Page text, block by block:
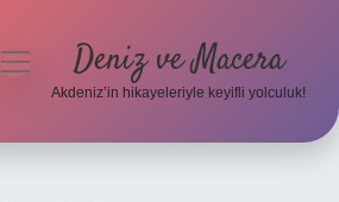
menüyü Deniz ve Macera
Akdeniz’in hikayeleriyle keyifli yolculuk!